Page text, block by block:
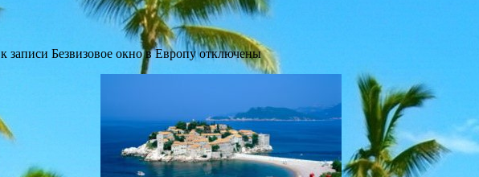
к записи Безвизовое окно в Европуотключены